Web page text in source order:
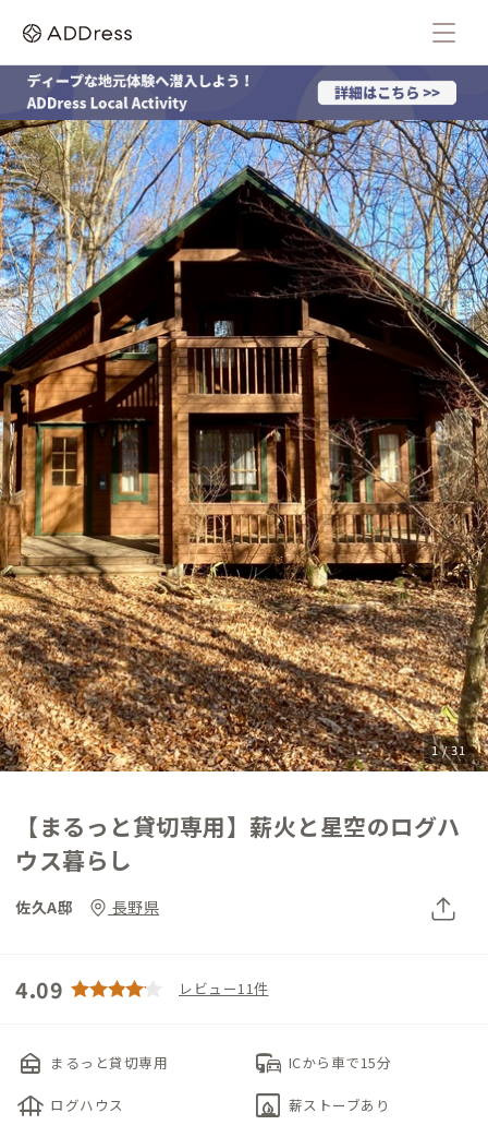
1 / 31
【まるっと貸切専用】薪火と星空のログハ
ウス暮らし
佐久A邸 長野県
4.09 レビュー11件
nest_multi_room まるっと貸切専用 commute ICから車で15分
foundation ログハウス fireplace 薪ストーブあり